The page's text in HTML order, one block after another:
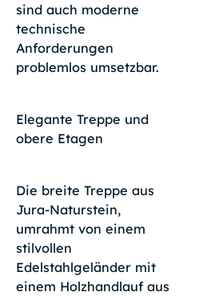
sind auch moderne
technische
Anforderungen
problemlos umsetzbar.
Elegante Treppe und
obere Etagen
Die breite Treppe aus
Jura-Naturstein,
umrahmt von einem
stilvollen
Edelstahlgeländer mit
einem Holzhandlauf aus